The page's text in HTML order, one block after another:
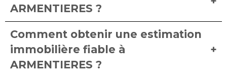
ARMENTIERES ?
Comment obtenir une estimation
immobilière fiable à
ARMENTIERES ?